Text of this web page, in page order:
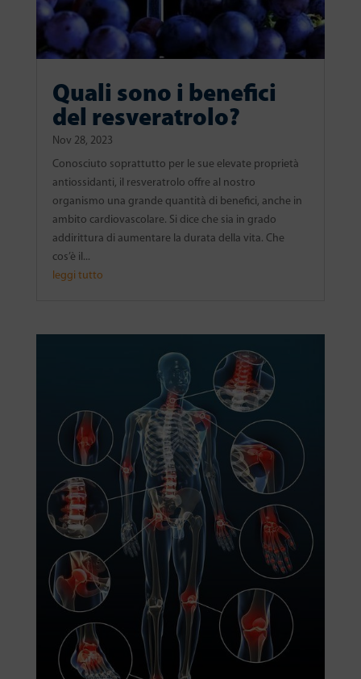
Quali sono i benefici
del resveratrolo?
Nov 28, 2023
Conosciuto soprattutto per le sue elevate proprietà
antiossidanti, il resveratrolo offre al nostro
organismo una grande quantità di benefici, anche in
ambito cardiovascolare. Si dice che sia in grado
addirittura di aumentare la durata della vita. Che
cos’è il...
leggi tutto